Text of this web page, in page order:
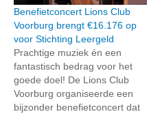
Benefietconcert Lions Club
Voorburg brengt €16.176 op
voor Stichting Leergeld
Prachtige muziek én een
fantastisch bedrag voor het
goede doel! De Lions Club
Voorburg organiseerde een
bijzonder benefietconcert dat